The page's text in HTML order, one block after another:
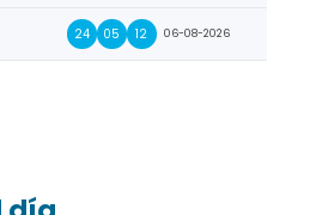
24 05 12 06-08-2026